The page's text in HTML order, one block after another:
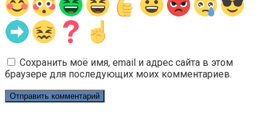
Сохранить моё имя, email и адрес сайта в этом
браузере для последующих моих комментариев.